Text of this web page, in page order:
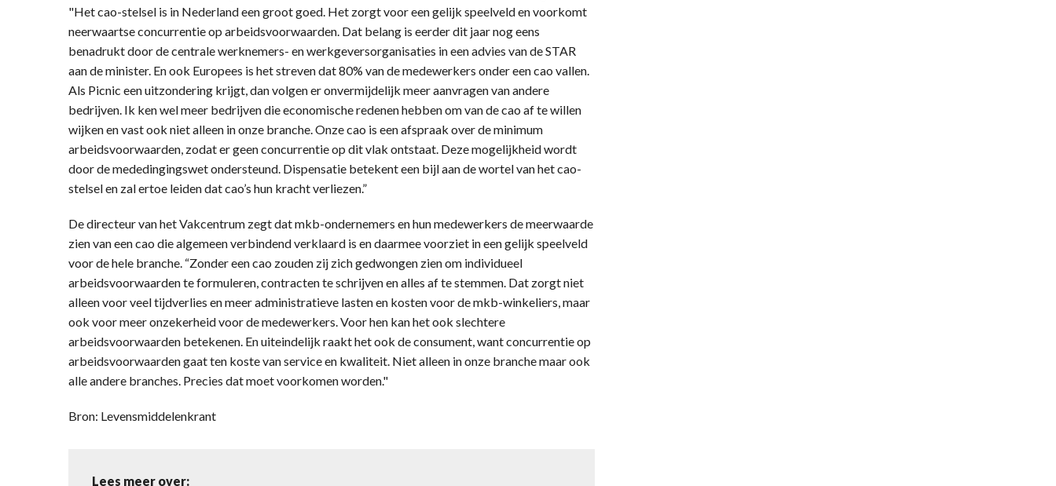
"Het cao-stelsel is in Nederland een groot goed. Het zorgt voor een gelijk speelveld en voorkomt
neerwaartse concurrentie op arbeidsvoorwaarden. Dat belang is eerder dit jaar nog eens
benadrukt door de centrale werknemers- en werkgeversorganisaties in een advies van de STAR
aan de minister. En ook Europees is het streven dat 80% van de medewerkers onder een cao vallen.
Als Picnic een uitzondering krijgt, dan volgen er onvermijdelijk meer aanvragen van andere
bedrijven. Ik ken wel meer bedrijven die economische redenen hebben om van de cao af te willen
wijken en vast ook niet alleen in onze branche. Onze cao is een afspraak over de minimum
arbeidsvoorwaarden, zodat er geen concurrentie op dit vlak ontstaat. Deze mogelijkheid wordt
door de mededingingswet ondersteund. Dispensatie betekent een bijl aan de wortel van het cao-
stelsel en zal ertoe leiden dat cao’s hun kracht verliezen.”
De directeur van het Vakcentrum zegt dat mkb-ondernemers en hun medewerkers de meerwaarde
zien van een cao die algemeen verbindend verklaard is en daarmee voorziet in een gelijk speelveld
voor de hele branche. “Zonder een cao zouden zij zich gedwongen zien om individueel
arbeidsvoorwaarden te formuleren, contracten te schrijven en alles af te stemmen. Dat zorgt niet
alleen voor veel tijdverlies en meer administratieve lasten en kosten voor de mkb-winkeliers, maar
ook voor meer onzekerheid voor de medewerkers. Voor hen kan het ook slechtere
arbeidsvoorwaarden betekenen. En uiteindelijk raakt het ook de consument, want concurrentie op
arbeidsvoorwaarden gaat ten koste van service en kwaliteit. Niet alleen in onze branche maar ook
alle andere branches. Precies dat moet voorkomen worden."
Bron: Levensmiddelenkrant
Lees meer over: